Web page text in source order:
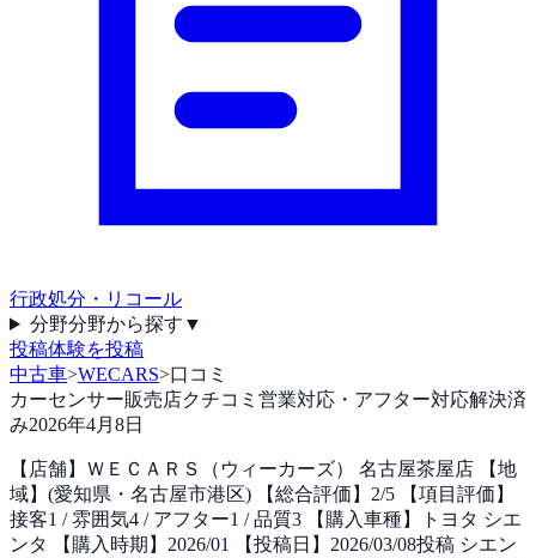
行政処分・リコール
分野分野から探す ▼
投稿体験を投稿
中古車>WECARS>口コミ
カーセンサー販売店クチコミ 営業対応・アフター対応解決済
み2026年4月8日
【店舗】ＷＥＣＡＲＳ（ウィーカーズ） 名古屋茶屋店 【地
域】(愛知県・名古屋市港区) 【総合評価】2/5 【項目評価】
接客1 / 雰囲気4 / アフター1 / 品質3 【購入車種】トヨタ シエ
ンタ 【購入時期】2026/01 【投稿日】2026/03/08投稿 シエン